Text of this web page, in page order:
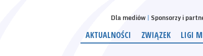
Dla mediów Sponsorzy i
AKTUALNOŚCI ZWIĄZEK LIGI